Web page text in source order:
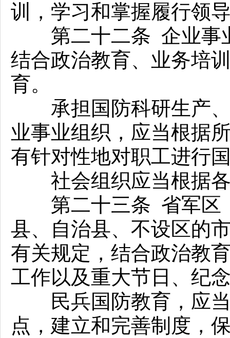
训，学习和掌握履行领
第二十二条 企业事业
结合政治教育、业务培
育。
承担国防科研生产、
业事业组织，应当根据
有针对性地对职工进行
社会组织应当根据各
第二十三条 省军区（
县、自治县、不设区的
有关规定，结合政治教
工作以及重大节日、纪
民兵国防教育，应当
点，建立和完善制度，